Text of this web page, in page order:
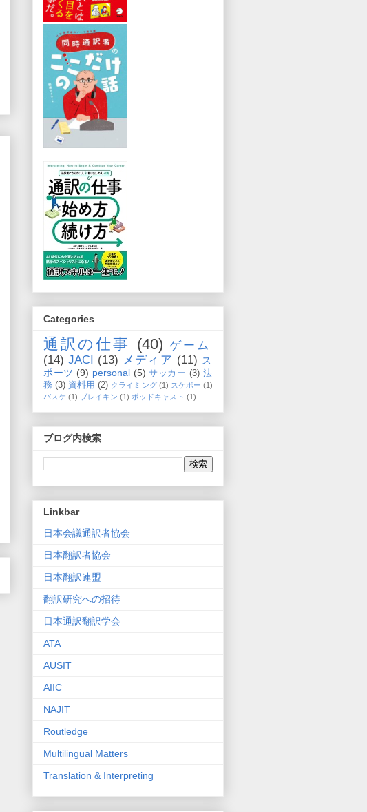
Categories
通訳の仕事 (40) ゲーム
(14) JACI (13) メディア (11) ス
ポーツ (9) personal (5) サッカー (3) 法
務 (3) 資料用 (2) クライミング (1) スケボー (1)
バスケ (1) ブレイキン (1) ポッドキャスト (1)
ブログ内検索
Linkbar
日本会議通訳者協会
日本翻訳者協会
日本翻訳連盟
翻訳研究への招待
日本通訳翻訳学会
ATA
AUSIT
AIIC
NAJIT
Routledge
Multilingual Matters
Translation & Interpreting